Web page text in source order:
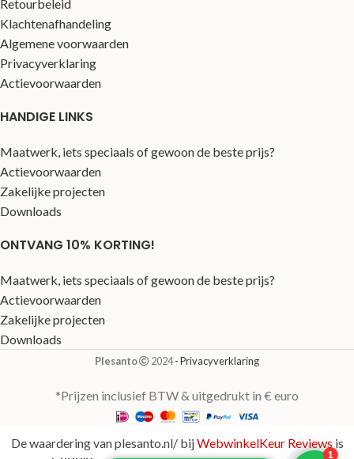
Retourbeleid
Klachtenafhandeling
Algemene voorwaarden
Privacyverklaring
Actievoorwaarden
HANDIGE LINKS
Maatwerk, iets speciaals of gewoon de beste prijs?
Actievoorwaarden
Zakelijke projecten
Downloads
ONTVANG 10% KORTING!
Maatwerk, iets speciaals of gewoon de beste prijs?
Actievoorwaarden
Zakelijke projecten
Downloads
Plesanto 2024- Privacyverklaring
*Prijzen inclusief BTW & uitgedrukt in € euro
Jumbo
De waardering van plesanto.nl/ bijWebwinkelKeur Reviews is